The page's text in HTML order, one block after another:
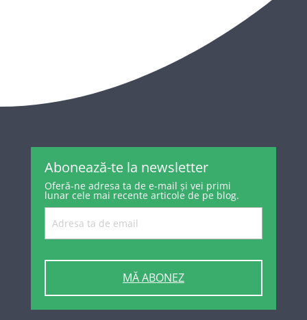
Abonează-te la newsletter
Oferă-ne adresa ta de e-mail și vei primi
lunar cele mai recente articole de pe blog.
MĂ ABONEZ